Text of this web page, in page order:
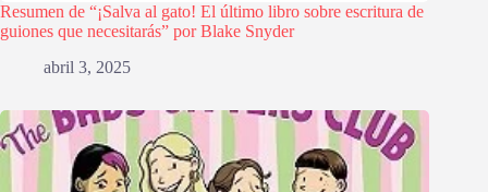
Resumen de “¡Salva al gato! El último libro sobre escritura de
guiones que necesitarás” por Blake Snyder
abril 3, 2025